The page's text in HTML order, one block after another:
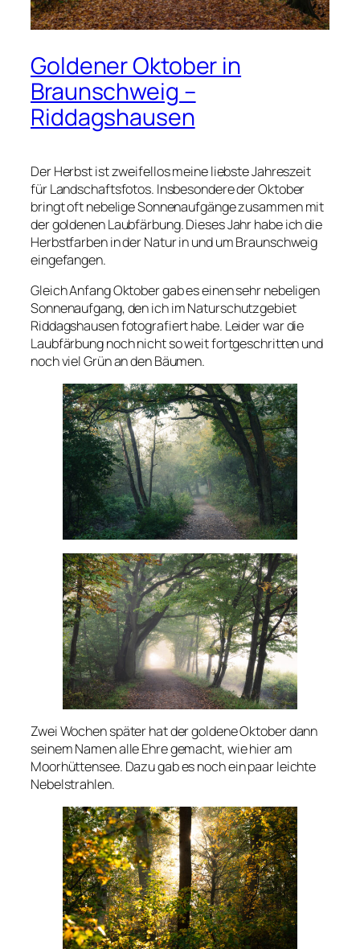
Goldener Oktober in
Braunschweig –
Riddagshausen
Der Herbst ist zweifellos meine liebste Jahreszeit
für Landschaftsfotos. Insbesondere der Oktober
bringt oft nebelige Sonnenaufgänge zusammen mit
der goldenen Laubfärbung. Dieses Jahr habe ich die
Herbstfarben in der Natur in und um Braunschweig
eingefangen.
Gleich Anfang Oktober gab es einen sehr nebeligen
Sonnenaufgang, den ich im Naturschutzgebiet
Riddagshausen fotografiert habe. Leider war die
Laubfärbung noch nicht so weit fortgeschritten und
noch viel Grün an den Bäumen.
Zwei Wochen später hat der goldene Oktober dann
seinem Namen alle Ehre gemacht, wie hier am
Moorhüttensee. Dazu gab es noch ein paar leichte
Nebelstrahlen.